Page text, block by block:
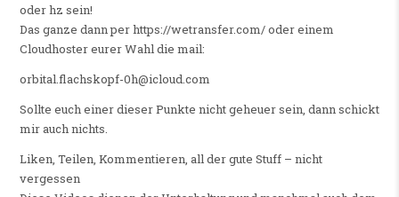
oder hz sein!
Das ganze dann per https://wetransfer.com/ oder einem
Cloudhoster eurer Wahl die mail:
orbital.flachskopf-0h@icloud.com
Sollte euch einer dieser Punkte nicht geheuer sein, dann schickt
mir auch nichts.
Liken, Teilen, Kommentieren, all der gute Stuff – nicht
vergessen